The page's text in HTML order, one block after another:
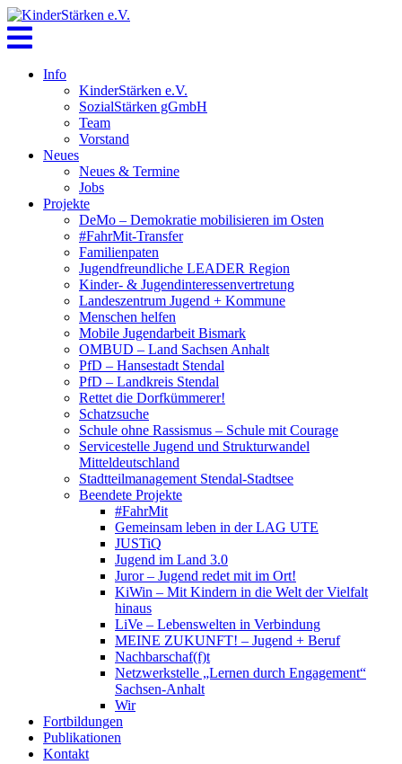
Skip
to
content
Info
KinderStärken e.V.
SozialStärken gGmbH
Team
Vorstand
Neues
Neues & Termine
Jobs
Projekte
DeMo – Demokratie mobilisieren im Osten
#FahrMit-Transfer
Familienpaten
Jugendfreundliche LEADER Region
Kinder- & Jugendinteressenvertretung
Landeszentrum Jugend + Kommune
Menschen helfen
Mobile Jugendarbeit Bismark
OMBUD – Land Sachsen Anhalt
PfD – Hansestadt Stendal
PfD – Landkreis Stendal
Rettet die Dorfkümmerer!
Schatzsuche
Schule ohne Rassismus – Schule mit Courage
Servicestelle Jugend und Strukturwandel
Mitteldeutschland
Stadtteilmanagement Stendal-Stadtsee
Beendete Projekte
#FahrMit
Gemeinsam leben in der LAG UTE
JUSTiQ
Jugend im Land 3.0
Juror – Jugend redet mit im Ort!
KiWin – Mit Kindern in die Welt der Vielfalt
hinaus
LiVe – Lebenswelten in Verbindung
MEINE ZUKUNFT! – Jugend + Beruf
Nachbarschaf(f)t
Netzwerkstelle „Lernen durch Engagement“
Sachsen-Anhalt
Wir
Fortbildungen
Publikationen
Kontakt